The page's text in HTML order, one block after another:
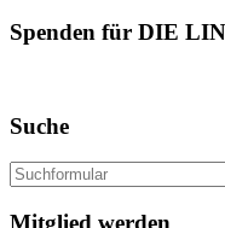
Spenden für DIE
Suche
Mitglied werden